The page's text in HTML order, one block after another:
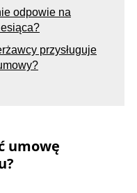
odpowie na
przysługuje
umowę